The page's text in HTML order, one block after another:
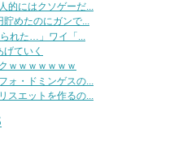
的にはクソゲーだ...
貯めたのにガンで...
れた…」ワイ「...
げていく
ｗｗｗｗｗｗｗ
ォ・ドミンゲスの...
スエットを作るの...